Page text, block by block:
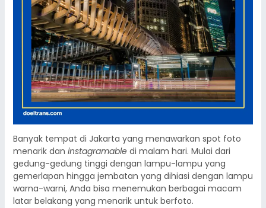
Banyak tempat di Jakarta yang menawarkan spot foto
menarik dan instagramable di malam hari. Mulai dari
gedung-gedung tinggi dengan lampu-lampu yang
gemerlapan hingga jembatan yang dihiasi dengan lampu
warna-warni, Anda bisa menemukan berbagai macam
latar belakang yang menarik untuk berfoto.